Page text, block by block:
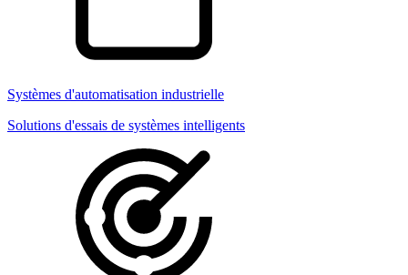
Systèmes d'automatisation industrielle
Solutions d'essais de systèmes intelligents